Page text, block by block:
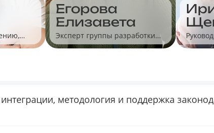
Егорова
Елизавета
Эксперт группы разработки
сервиса 1С-ЭПД
методология и поддержка